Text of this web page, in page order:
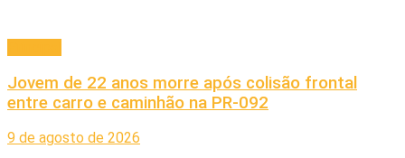
Jovem de 22 anos morre após colisão frontal
entre carro e caminhão na PR-092
9 de agosto de 2026